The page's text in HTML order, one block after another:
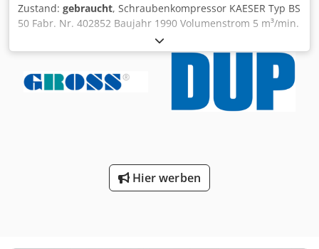
Zustand: gebraucht, Schraubenkompressor KAESER Typ BS
50 Fabr. Nr. 402852 Baujahr 1990 Volumenstrom 5 m³/min.
Druckleistung 7,5 bar Motorleistung Hauptmotor 30 kW
Netzanschluß 400 Volt, 50 Hz Anschlußgewinde 1 1/2" Zoll
- 1107,90Betriebsstunden abgelesen - 749,00 Laststunden
abgelesen - Schallgeschützt Platzbedarf L x B x H 1600 x
1070 x 1350 mm Dedpfx Aeiyu Ifoi Tjkr Gewicht 900 kg sehr
guter Zustand War ein Reservekompressor und hat nur
Hier werben